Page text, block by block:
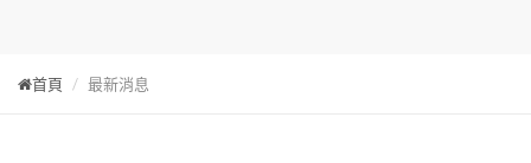
首頁 最新消息